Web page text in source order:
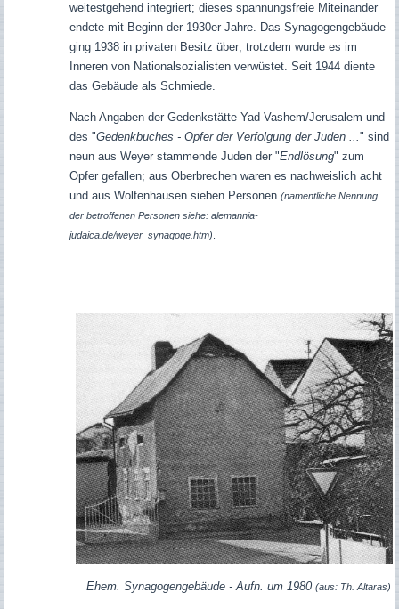
weitestgehend integriert; dieses spannungsfreie Miteinander
endete mit Beginn der 1930er Jahre. Das Synagogengebäude
ging 1938 in privaten Besitz über; trotzdem wurde es im
Inneren von Nationalsozialisten verwüstet. Seit 1944 diente
das Gebäude als Schmiede.
Nach Angaben der Gedenkstätte Yad Vashem/Jerusalem und
des "Gedenkbuches - Opfer der Verfolgung der Juden ..." sind
neun aus Weyer stammende Juden der "Endlösung" zum
Opfer gefallen; aus Oberbrechen waren es nachweislich acht
und aus Wolfenhausen sieben Personen (namentliche Nennung
der betroffenen Personen siehe: alemannia-
judaica.de/weyer_synagoge.htm)
Ehem. Synagogengebäude - Aufn. um 1980 (aus: Th. Altaras)